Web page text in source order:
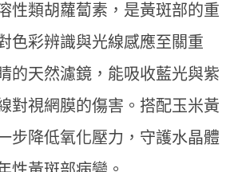
性類胡蘿蔔素，是黃斑部的重
色彩辨識與光線感應至關重
的天然濾鏡，能吸收藍光與紫
對視網膜的傷害。搭配玉米黃
步降低氧化壓力，守護水晶體